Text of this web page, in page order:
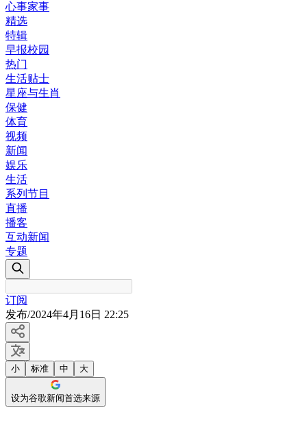
心事家事
精选
特辑
早报校园
热门
生活贴士
星座与生肖
保健
体育
视频
新闻
娱乐
生活
系列节目
直播
播客
互动新闻
专题
订阅
发布/2024年4月16日 22:25
小 标准 中 大
设为谷歌新闻首选来源